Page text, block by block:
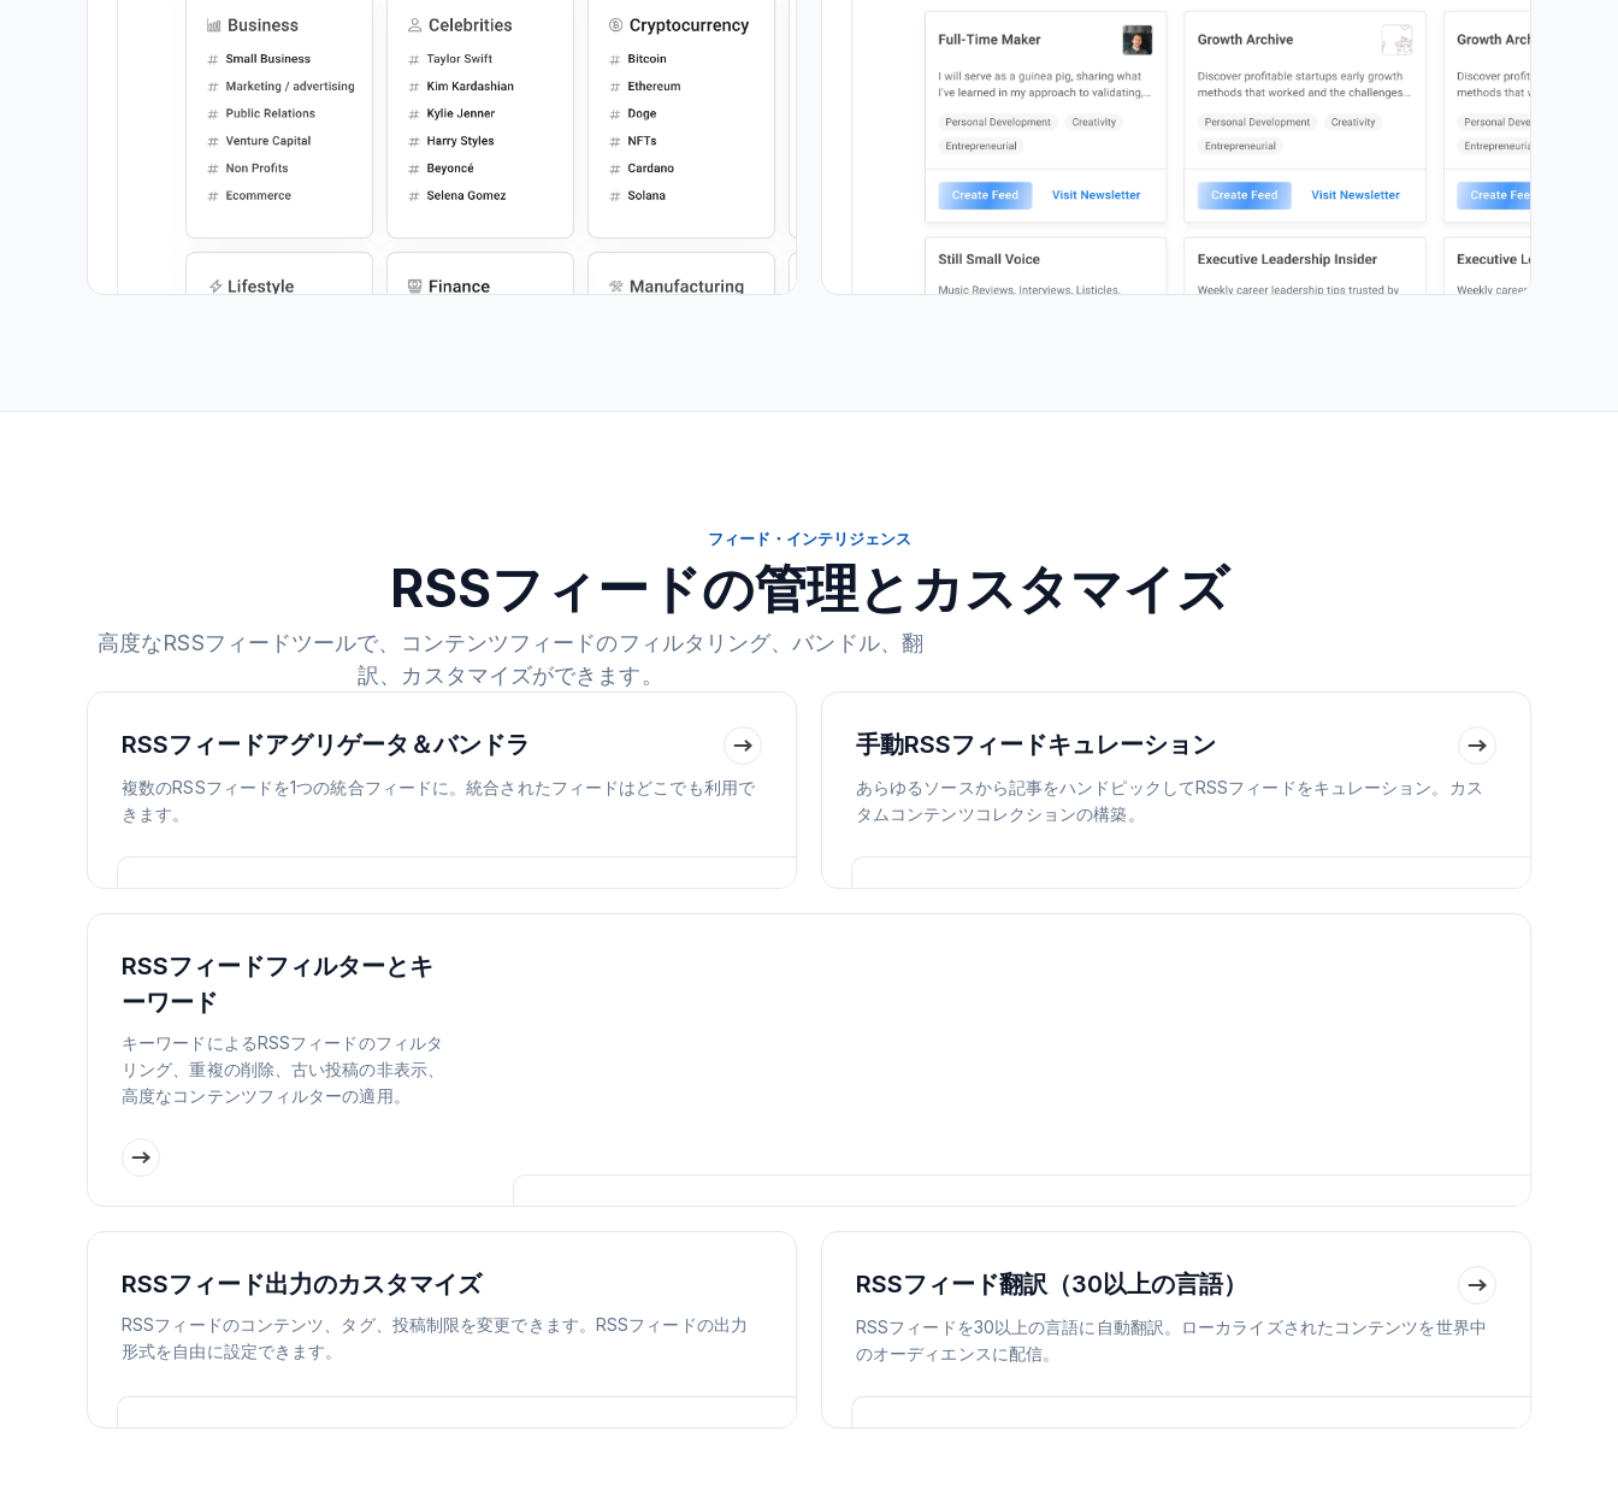
フィード・インテリジェンス
RSSフィードの管理とカスタマイズ
高度なRSSフィードツールで、コンテンツフィードのフィルタリング、バンドル、翻
訳、カスタマイズができます。
RSSフィードアグリゲータ＆バンドラ
複数のRSSフィードを1つの統合フィードに。統合されたフィードはどこでも利用で
きます。
手動RSSフィードキュレーション
あらゆるソースから記事をハンドピックしてRSSフィードをキュレーション。カス
タムコンテンツコレクションの構築。
RSSフィードフィルターとキ
ーワード
キーワードによるRSSフィードのフィルタ
リング、重複の削除、古い投稿の非表示、
高度なコンテンツフィルターの適用。
RSSフィード出力のカスタマイズ
RSSフィードのコンテンツ、タグ、投稿制限を変更できます。RSSフィードの出力
形式を自由に設定できます。
RSSフィード翻訳（30以上の言語）
RSSフィードを30以上の言語に自動翻訳。ローカライズされたコンテンツを世界中
のオーディエンスに配信。